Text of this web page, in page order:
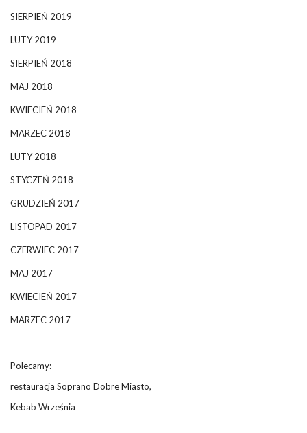
SIERPIEŃ 2019
LUTY 2019
SIERPIEŃ 2018
MAJ 2018
KWIECIEŃ 2018
MARZEC 2018
LUTY 2018
STYCZEŃ 2018
GRUDZIEŃ 2017
LISTOPAD 2017
CZERWIEC 2017
MAJ 2017
KWIECIEŃ 2017
MARZEC 2017
Polecamy:
restauracja Soprano Dobre Miasto,
Kebab Września